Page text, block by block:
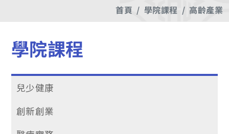
首頁 學院課程 高齡產業
學院課程
兒少健康
創新創業